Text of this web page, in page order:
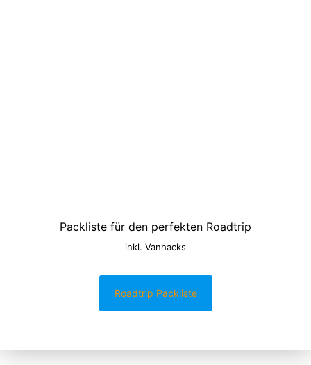
Packliste für den perfekten Roadtrip
inkl. Vanhacks
Roadtrip Packliste